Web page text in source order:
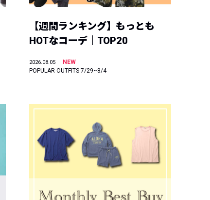
【週間ランキング】もっとも
HOTなコーデ｜TOP20
2026.08.05
NEW
POPULAR OUTFITS 7/29~8/4